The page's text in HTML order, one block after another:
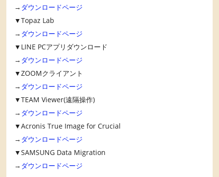
→ ダウンロードページ
▼Topaz Lab
→ ダウンロードページ
▼LINE PCアプリダウンロード
→ ダウンロードページ
▼ZOOMクライアント
→ ダウンロードページ
▼TEAM Viewer(遠隔操作)
→ ダウンロードページ
▼Acronis True Image for Crucial
→ ダウンロードページ
▼SAMSUNG Data Migration
→ ダウンロードページ